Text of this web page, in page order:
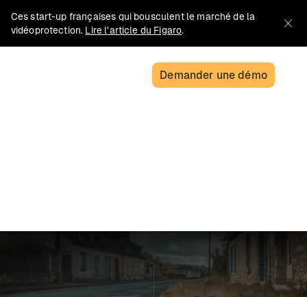
Ces start-up françaises qui bousculent le marché de la
vidéoprotection. Lire l'article du Figaro.
Demander une démo